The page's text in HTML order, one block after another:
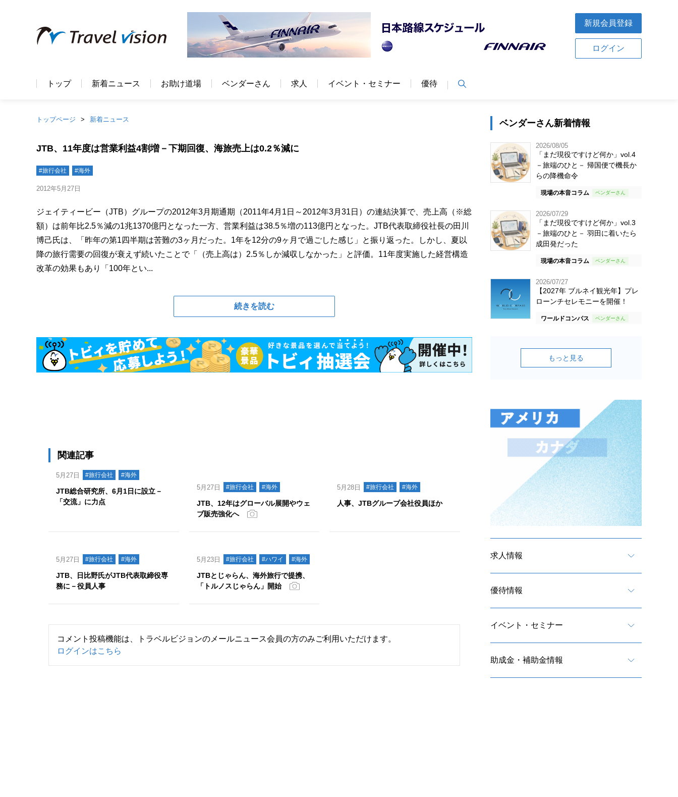
新規会員登録
ログイン
トップ 新着ニュース お助け道場 ベンダーさん 求人 イベント・セミナー 優待
トップページ 新着ニュース
JTB、11年度は営業利益4割増－下期回復、海旅売上は0.2％減に
#旅行会社 #海外
2012年5月27日
ジェイティービー（JTB）グループの2012年3月期通期（2011年4月1日～2012年3月31日）の連結決算で、売上高（※総
額）は前年比2.5％減の1兆1370億円となった一方、営業利益は38.5％増の113億円となった。JTB代表取締役社長の田川
博己氏は、「昨年の第1四半期は苦難の3ヶ月だった。1年を12分の9ヶ月で過ごした感じ」と振り返った。しかし、夏以
降の旅行需要の回復が衰えず続いたことで「（売上高は）2.5％しか減収しなかった」と評価。11年度実施した経営構造
改革の効果もあり「100年とい...
続きを読む
関連記事
5月27日 #旅行会社 #海外
JTB総合研究所、6月1日に設立－
「交流」に力点
5月27日 #旅行会社 #海外
JTB、12年はグローバル展開やウェ
ブ販売強化へ
5月28日 #旅行会社 #海外
人事、JTBグループ会社役員ほか
5月27日 #旅行会社 #海外
JTB、日比野氏がJTB代表取締役専
務に－役員人事
5月23日 #旅行会社 #ハワイ #海外
JTBとじゃらん、海外旅行で提携、
「トルノスじゃらん」開始
コメント投稿機能は、トラベルビジョンのメールニュース会員の方のみご利用いただけます。
ログインはこちら
ベンダーさん新着情報
2026/08/05
「まだ現役ですけど何か」vol.4
－旅端のひと－ 帰国便で機長か
らの降機命令
現場の本音コラム
2026/07/29
「まだ現役ですけど何か」vol.3
－旅端のひと－ 羽田に着いたら
成田発だった
現場の本音コラム
2026/07/27
【2027年 ブルネイ観光年】プレ
ローンチセレモニーを開催！
ワールドコンパス
もっと見る
求人情報
優待情報
イベント・セミナー
助成金・補助金情報